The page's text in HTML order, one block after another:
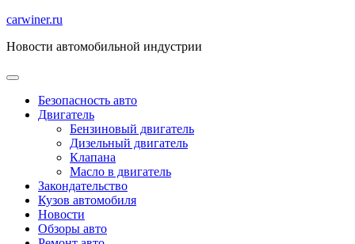
Перейти
содержимому
carwiner.ru
Новости автомобильной индустрии
Безопасность авто
Двигатель
Бензиновый двигатель
Дизельный двигатель
Клапана
Масло в двигатель
Закондательство
Кузов автомобиля
Новости
Обзоры авто